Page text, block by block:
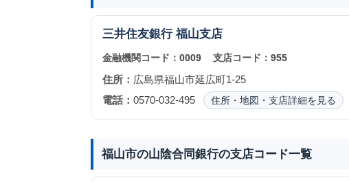
三井住友銀行 福山支店
金融機関コード： 0009 支店コード： 955
住所： 広島県福山市延広町1-25
電話： 0570-032-495 住所・地図・支店詳細を見る
福山市の山陰合同銀行の支店コード一覧